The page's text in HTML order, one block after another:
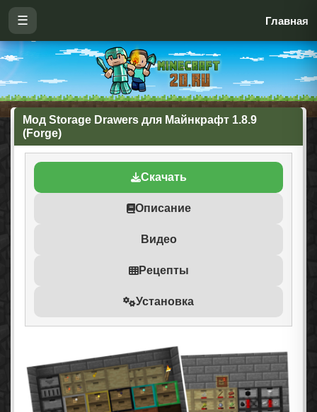
☰ Главная
Мод Storage Drawers для Майнкрафт 1.8.9
(Forge)
Скачать
Описание
Видео
Рецепты
Установка